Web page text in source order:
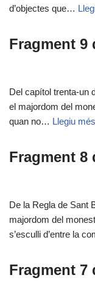
d’objectes que…
Fragment 9
Del capítol trenta-un
el majordom del
quan no… Llegiu
Fragment 8
De la Regla de Sant
majordom del
s’esculli d’entre la
Fragment 7